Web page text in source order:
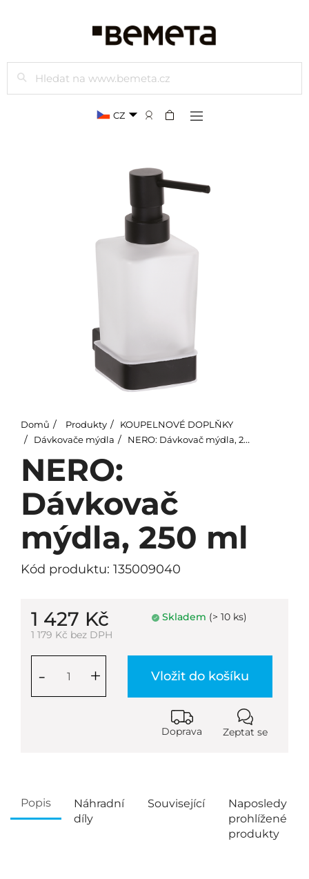
Hledat
CZ
Domů Produkty
KOUPELNOVÉ DOPLŇKY
Dávkovače mýdla
NERO: Dávkovač mýdla, 250 ml
NERO:
Dávkovač
mýdla, 250 ml
Kód produktu: 135009040
1 427 Kč
1 179 Kč bez DPH
Skladem (> 10 ks)
+
- Vložit do košíku
Doprava Zeptat se
Popis
Náhradní
díly
Související
Naposledy
prohlížené
produkty